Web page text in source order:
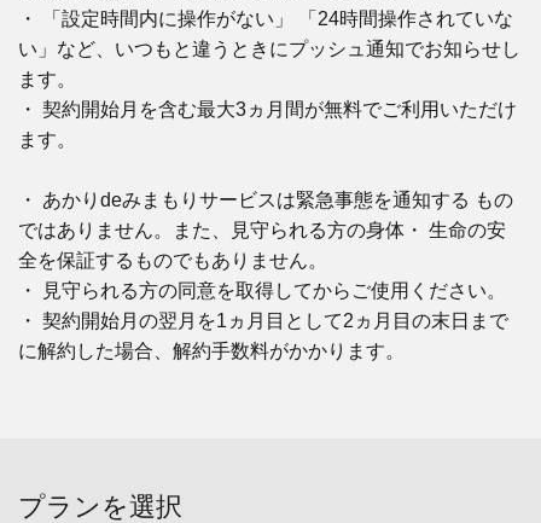
・ 「設定時間内に操作がない」 「24時間操作されていな
い」など、いつもと違うときにプッシュ通知でお知らせし
ます。
・ 契約開始月を含む最大3ヵ月間が無料でご利用いただけ
ます。
・ あかりdeみまもりサービスは緊急事態を通知する もの
ではありません。また、見守られる方の身体・ 生命の安
全を保証するものでもありません。
・ 見守られる方の同意を取得してからご使用ください。
・ 契約開始月の翌月を1ヵ月目として2ヵ月目の末日まで
に解約した場合、解約手数料がかかります。
プランを選択